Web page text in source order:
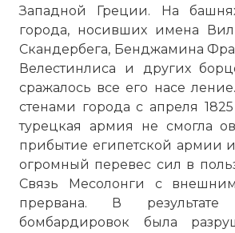
Западной Греции. На
города, носивших имена
Скандербега, Бенджамина
Велестинлиса и других
сражалось все его насе
стенами города с апреля
турецкая армия не смогла
прибытие египетской армии
огромный перевес сил в
Связь Месолонги с
прервана. В результате
бомбардировок была